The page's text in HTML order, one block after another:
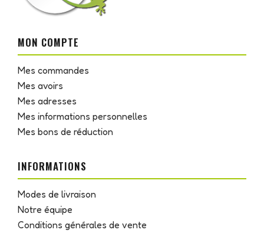
MON COMPTE
Mes commandes
Mes avoirs
Mes adresses
Mes informations personnelles
Mes bons de réduction
INFORMATIONS
Modes de livraison
Notre équipe
Conditions générales de vente